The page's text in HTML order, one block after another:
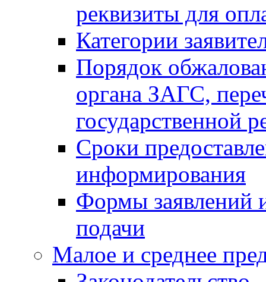
реквизиты для
Категории
Порядок
органа ЗАГС,
государственной
Сроки
информирования
Формы заявлений
подачи
Малое и среднее